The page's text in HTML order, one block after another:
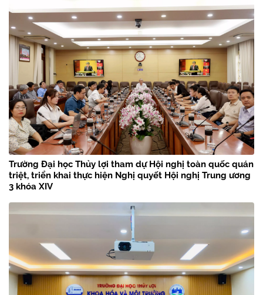
Trường Đại học Thủy lợi tham dự Hội nghị toàn quốc quán
triệt, triển khai thực hiện Nghị quyết Hội nghị Trung ương
3 khóa XIV